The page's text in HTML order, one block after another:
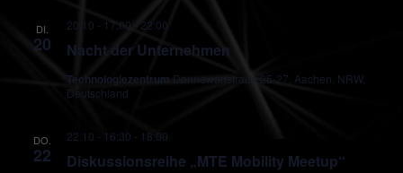
DI.
20 Nacht der Unternehmen
20.10 - 17:00 - 22:00
Technologiezentrum Dennewartstraße 25-27, Aachen, NRW,
Deutschland
DO.
22 Diskussionsreihe „MTE Mobility Meetup“
22.10 - 16:30 - 18:00